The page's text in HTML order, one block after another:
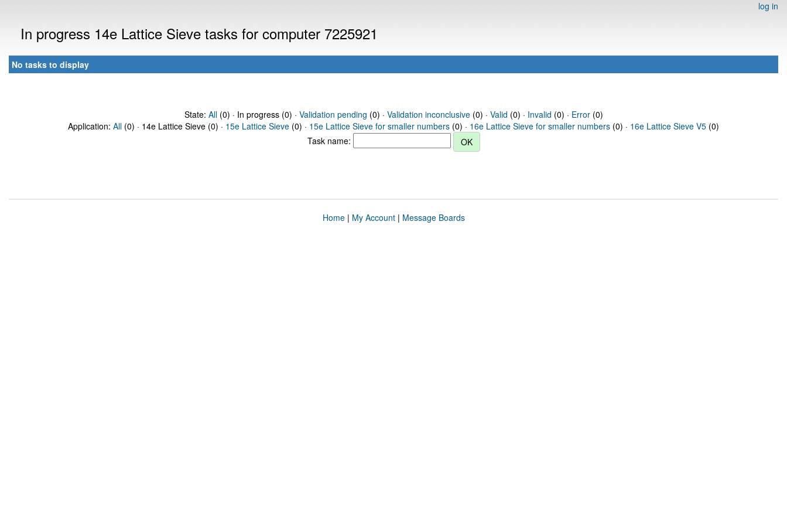
log in
In progress 14e Lattice Sieve tasks for computer 7225921
No tasks to display
State: All(0) · In progress (0) · Validation pending (0) · Validation inconclusive(0) · Valid (0) · Invalid (0) · Error(0)
Application: All (0) · 14e Lattice Sieve (0) · 15e Lattice Sieve (0) · 15e Lattice Sieve for smaller numbers (0) · 16e Lattice Sieve for smaller numbers (0) · 16e Lattice Sieve V5 (0)
Task name:
Home| My Account| Message Boards